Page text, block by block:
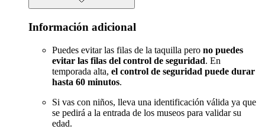
Información adicional
Puedes evitar las filas de la taquilla pero no puedes
evitar las filas del control de seguridad. En
temporada alta, el control de seguridad puede durar
hasta 60 minutos.
Si vas con niños, lleva una identificación válida ya que
se pedirá a la entrada de los museos para validar su
edad.